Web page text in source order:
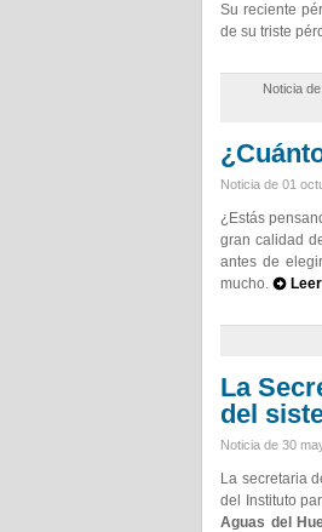
Su reciente
de su triste
Noticia de
Noticia de 01
¿Estás
gran calidad
antes de
mucho.
La
del
Noticia de 30
La secretaria
del Instituto
Aguas del